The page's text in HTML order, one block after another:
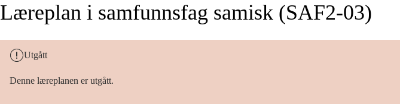
Læreplan i samfunnsfag samisk (SAF2-03)
Utgått
Denne læreplanen er utgått.